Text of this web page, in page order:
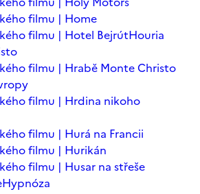
filmu | Home
filmu | Hotel BejrútHouria
filmu | Hrabě Monte Christo
filmu | Hrdina nikoho
filmu | Hurá na Francii
filmu | Hurikán
filmu | Husar na střeše
Hypnóza